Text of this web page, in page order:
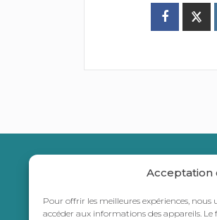
Acceptation
Pour offrir les meilleures expériences,
accéder aux informations des appareils.